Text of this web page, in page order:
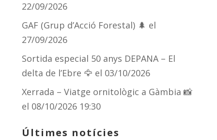
22/09/2026
GAF (Grup d’Acció Forestal) 🌲 el
27/09/2026
Sortida especial 50 anys DEPANA – El
delta de l’Ebre 🦅 el 03/10/2026
Xerrada – Viatge ornitològic a Gàmbia 📸
el 08/10/2026 19:30
Últimes notícies